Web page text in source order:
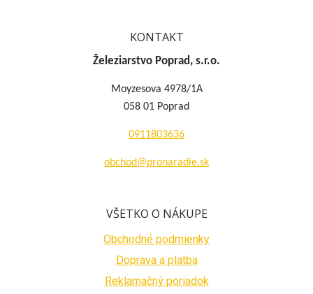
KONTAKT
Železiarstvo Poprad, s.r.o.
Moyzesova 4978/1A
058 01 Poprad
0911803636
obchod@pronaradie.sk
VŠETKO O NÁKUPE
Obchodné podmienky
Doprava a platba
Reklamačný poriadok